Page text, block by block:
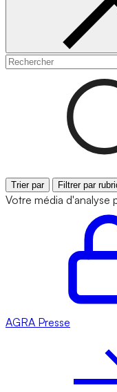
Trier par Filtrer par
Votre média
AGRA Presse